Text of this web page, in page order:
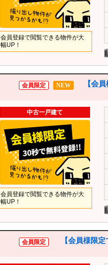
会員登録で閲覧できる物件が大
幅UP！
会員限定 NEW 【会員
中古一戸建て
会員登録で閲覧できる物件が大
幅UP！
会員限定 【会員様限定